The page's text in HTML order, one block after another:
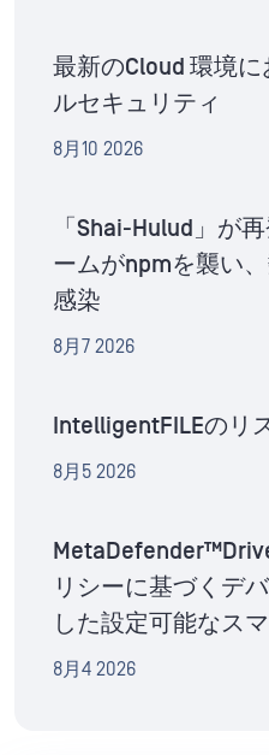
最新のCloud 環境
ルセキュリティ
8月10 2026
「Shai-Hulud」が
ームがnpmを襲い
感染
8月7 2026
IntelligentFILEのリ
8月5 2026
リシーに基づくデ
した設定可能なス
8月4 2026